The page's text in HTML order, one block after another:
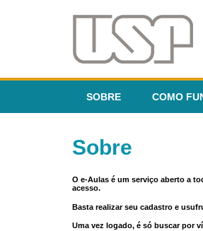
SOBRE COMO
Sobre
O e-Aulas é um serviço aberto a
acesso.
Basta realizar seu cadastro e
Uma vez logado, é só buscar por